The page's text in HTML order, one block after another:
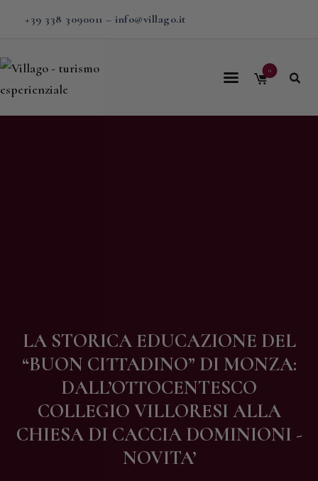
+39 338 3090011 – info@villago.it
0
LA STORICA EDUCAZIONE DEL
“BUON CITTADINO” DI MONZA:
DALL’OTTOCENTESCO
COLLEGIO VILLORESI ALLA
CHIESA DI CACCIA DOMINIONI -
NOVITA’
Home
Contatti